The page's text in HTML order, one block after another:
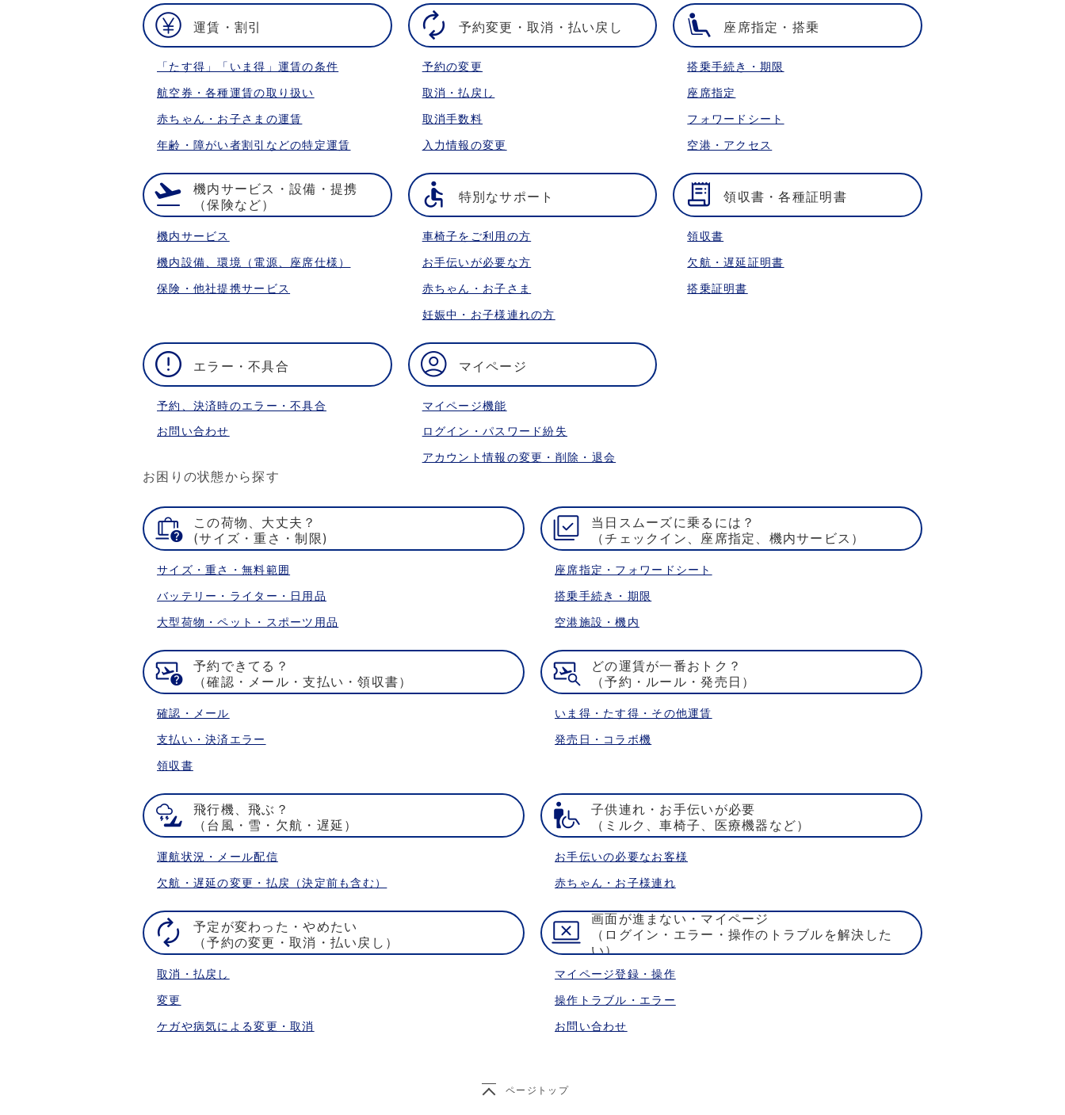
運賃・割引
「たす得」「いま得」運賃の条件
航空券・各種運賃の取り扱い
赤ちゃん・お子さまの運賃
年齢・障がい者割引などの特定運賃
予約変更・取消・払い戻し
予約の変更
取消・払戻し
取消手数料
入力情報の変更
座席指定・搭乗
搭乗手続き・期限
座席指定
フォワードシート
空港・アクセス
機内サービス・設備・提携
（保険など）
機内サービス
機内設備、環境（電源、座席仕様）
保険・他社提携サービス
特別なサポート
車椅子をご利用の方
お手伝いが必要な方
赤ちゃん・お子さま
妊娠中・お子様連れの方
領収書・各種証明書
領収書
欠航・遅延証明書
搭乗証明書
エラー・不具合
予約、決済時のエラー・不具合
お問い合わせ
マイページ
マイページ機能
ログイン・パスワード紛失
アカウント情報の変更・削除・退会
お困りの状態から探す
この荷物、大丈夫？
(サイズ・重さ・制限)
サイズ・重さ・無料範囲
バッテリー・ライター・日用品
大型荷物・ペット・スポーツ用品
当日スムーズに乗るには？
（チェックイン、座席指定、機内サービス）
座席指定・フォワードシート
搭乗手続き・期限
空港施設・機内
予約できてる？
（確認・メール・支払い・領収書）
確認・メール
支払い・決済エラー
領収書
どの運賃が一番おトク？
（予約・ルール・発売日）
いま得・たす得・その他運賃
発売日・コラボ機
飛行機、飛ぶ？
（台風・雪・欠航・遅延）
運航状況・メール配信
欠航・遅延の変更・払戻（決定前も含む）
子供連れ・お手伝いが必要
（ミルク、車椅子、医療機器など）
お手伝いの必要なお客様
赤ちゃん・お子様連れ
予定が変わった・やめたい
（予約の変更・取消・払い戻し）
取消・払戻し
変更
ケガや病気による変更・取消
画面が進まない・マイページ
（ログイン・エラー・操作のトラブルを解決した
い）
マイページ登録・操作
操作トラブル・エラー
お問い合わせ
ページトップ